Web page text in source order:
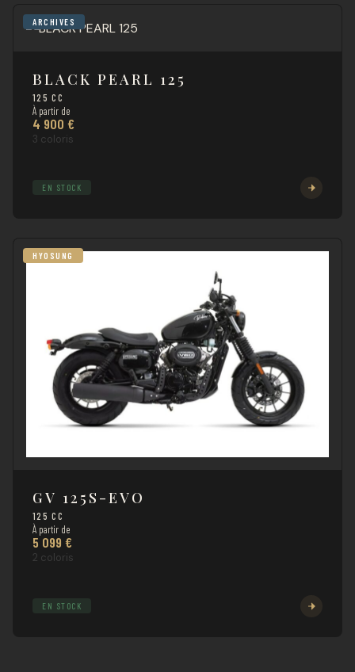
ARCHIVES
BLACK PEARL 125
125 CC
À partir de
4 900 €
3 coloris
EN STOCK
HYOSUNG
GV 125S-EVO
125 CC
À partir de
5 099 €
2 coloris
EN STOCK